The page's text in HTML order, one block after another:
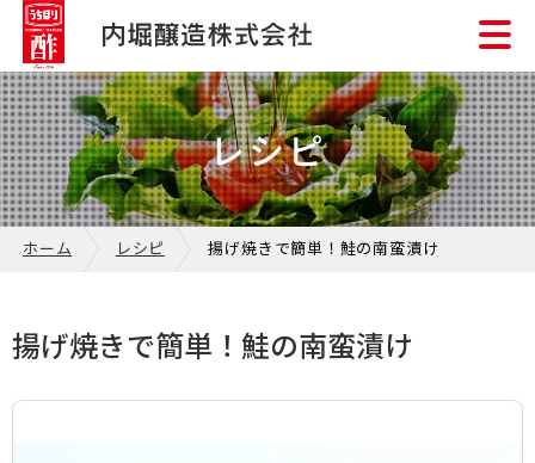
レシピ
ホーム レシピ 揚げ焼きで簡単！鮭の南蛮漬け
揚げ焼きで簡単！鮭の南蛮漬け